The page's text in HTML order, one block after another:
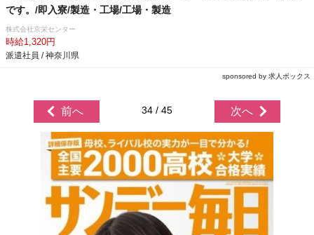
です。/即入寮/製造・工場/工場・製造
株式会社京栄センター
時給1,320円
派遣社員 / 神奈川県
sponsored by 求人ボックス
前へ 34 / 45 次へ